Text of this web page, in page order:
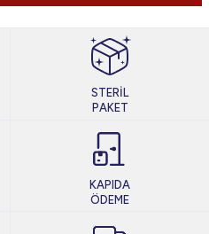
STERİL
PAKET
KAPIDA
ÖDEME